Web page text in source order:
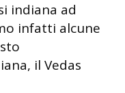
indiana ad
infatti alcune
il Vedas